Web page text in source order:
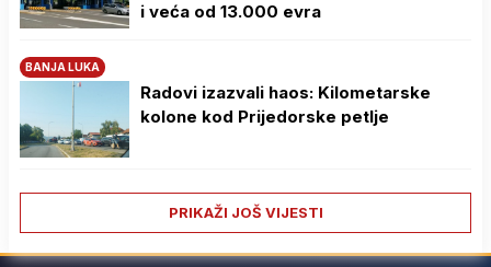
i veća od 13.000 evra
BANJA LUKA
Radovi izazvali haos: Kilometarske
kolone kod Prijedorske petlje
PRIKAŽI JOŠ VIJESTI